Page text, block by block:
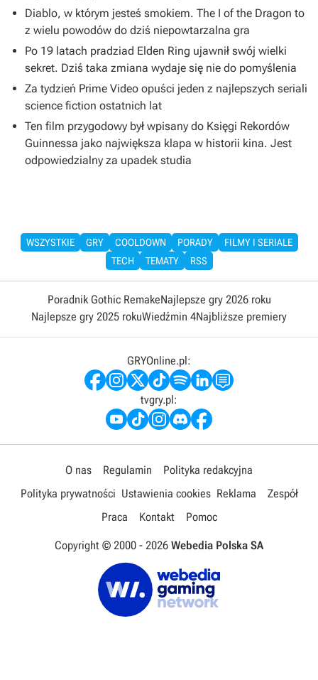
Diablo, w którym jesteś smokiem. The I of the Dragon to
z wielu powodów do dziś niepowtarzalna gra
Po 19 latach pradziad Elden Ring ujawnił swój wielki
sekret. Dziś taka zmiana wydaje się nie do pomyślenia
Za tydzień Prime Video opuści jeden z najlepszych seriali
science fiction ostatnich lat
Ten film przygodowy był wpisany do Księgi Rekordów
Guinnessa jako największa klapa w historii kina. Jest
odpowiedzialny za upadek studia
WSZYSTKIE GRY COOLDOWN PORADY
FILMY I SERIALE
TECH
TEMATY RSS
Poradnik Gothic RemakeNajlepsze gry 2026 roku
Najlepsze gry 2025 rokuWiedźmin 4Najbliższe premiery
GRYOnline.pl:
tvgry.pl:
O nas Regulamin
Polityka redakcyjna
Polityka prywatności Ustawienia cookies Reklama
Zespół
Praca
Kontakt Pomoc
Copyright © 2000 - 2026 Webedia Polska SA